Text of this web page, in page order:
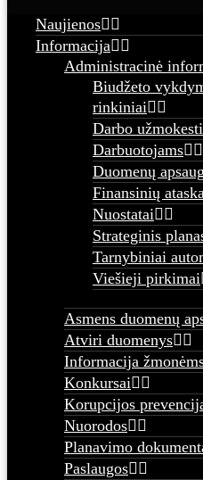
Naujienos
Informacija
Administracinė
Biudžeto
rinkiniai
Darbo
Darbuotojams
Duomenų
Finansinių
Nuostatai
Strateginis
Tarnybiniai
Viešieji pirkimai
Asmens duomenų
Atviri duomenys
Informacija
Konkursai
Korupcijos
Nuorodos
Planavimo
Paslaugos